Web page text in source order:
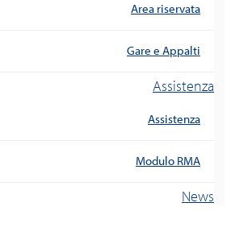
Area riservata
Gare e Appalti
Assistenza
Assistenza
Modulo RMA
News